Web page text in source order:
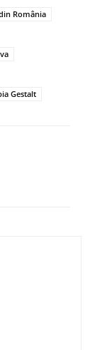
România
Gestalt